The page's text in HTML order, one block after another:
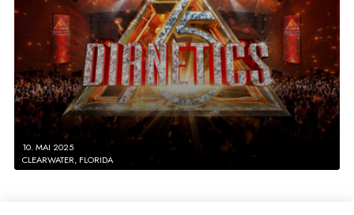
10. MAI 2025
CLEARWATER, FLORIDA